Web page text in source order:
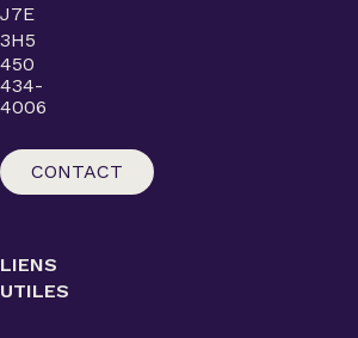
J7E
3H5
450
434-
4006
CONTACT
LIENS
UTILES